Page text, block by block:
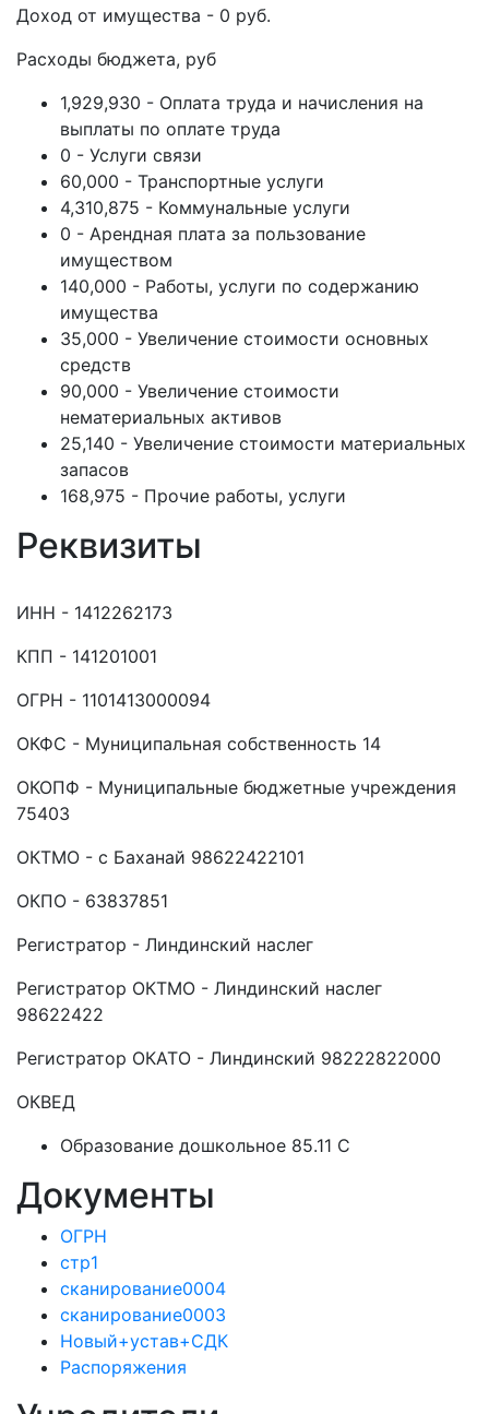
Доход от имущества - 0 руб.
Расходы бюджета, руб
1,929,930 - Оплата труда и начисления на
выплаты по оплате труда
0 - Услуги связи
60,000 - Транспортные услуги
4,310,875 - Коммунальные услуги
0 - Арендная плата за пользование
имуществом
140,000 - Работы, услуги по содержанию
имущества
35,000 - Увеличение стоимости основных
средств
90,000 - Увеличение стоимости
нематериальных активов
25,140 - Увеличение стоимости материальных
запасов
168,975 - Прочие работы, услуги
Реквизиты
ИНН - 1412262173
КПП - 141201001
ОГРН - 1101413000094
ОКФС - Муниципальная собственность 14
ОКОПФ - Муниципальные бюджетные учреждения
75403
ОКТМО - с Баханай 98622422101
ОКПО - 63837851
Регистратор - Линдинский наслег
Регистратор ОКТМО - Линдинский наслег
98622422
Регистратор ОКАТО - Линдинский 98222822000
ОКВЕД
Образование дошкольное 85.11 C
Документы
ОГРН
стр1
сканирование0004
сканирование0003
Новый+устав+СДК
Распоряжения